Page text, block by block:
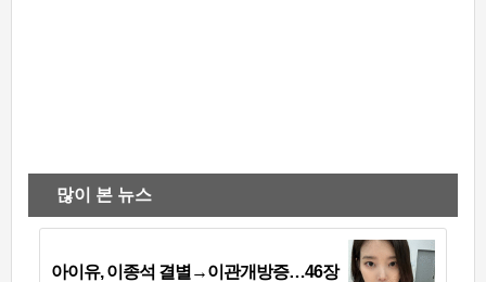
많이 본 뉴스
아이유, 이종석 결별→이관개방증…46장